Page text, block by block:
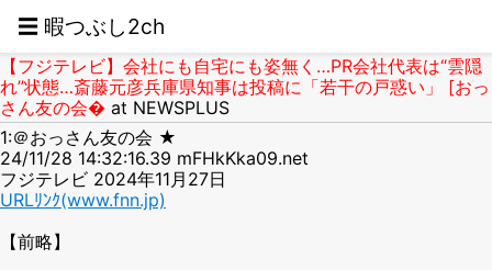
☰ 暇つぶし2ch
【フジテレビ】会社にも自宅にも姿無く…PR会社代表は“雲隠
れ”状態…斎藤元彦兵庫県知事は投稿に「若干の戸惑い」 [おっ
さん友の会� at NEWSPLUS
1:＠おっさん友の会 ★
24/11/28 14:32:16.39 mFHkKka09.net
フジテレビ 2024年11月27日
URLﾘﾝｸ(www.fnn.jp)
【前略】